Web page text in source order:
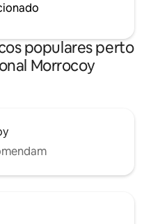
populares perto
Morrocoy